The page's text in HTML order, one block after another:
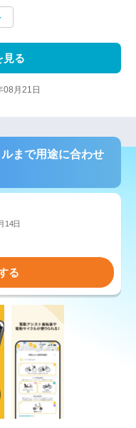
見る
08月21日
まで用途に合わせ
14日
る